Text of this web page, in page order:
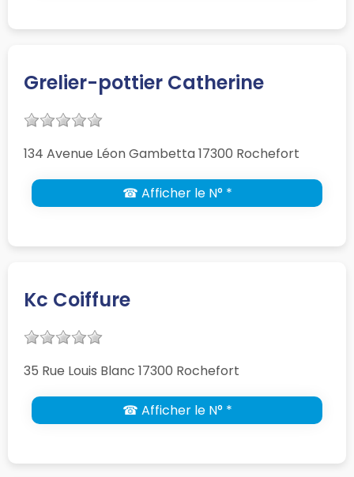
Grelier-pottier Catherine
134 Avenue Léon Gambetta 17300 Rochefort
☎ Afficher le N° *
Kc Coiffure
35 Rue Louis Blanc 17300 Rochefort
☎ Afficher le N° *